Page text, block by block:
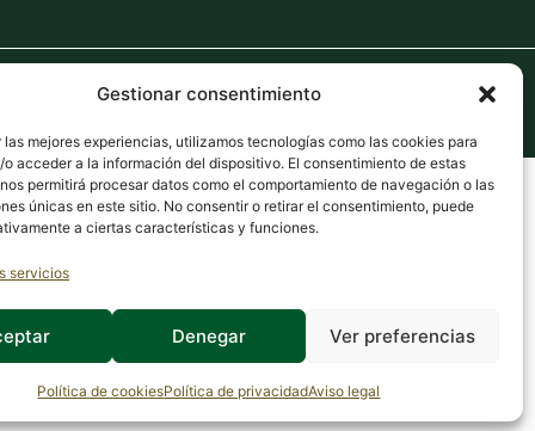
Gestionar consentimiento
las mejores experiencias, utilizamos tecnologías como las cookies para
o acceder a la información del dispositivo. El consentimiento de estas
permitirá procesar datos como el comportamiento de navegación o las
únicas en este sitio. No consentir o retirar el consentimiento, puede
a ciertas características y funciones.
servicios
Denegar Ver preferencias
Política de cookiesPolítica de privacidadAviso legal
TOP